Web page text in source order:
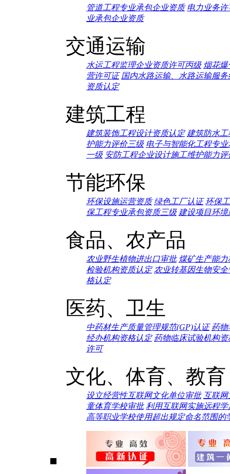
管道工程专业承包企业资质 电力业务许
业承包企业资质
交通运输
水运工程监理企业资质许可丙级 烟花
营许可证 国内水路运输、水路运输服
资质认定
建筑工程
建筑装饰工程设计资质认定 建筑防水
护能力评价三级 电子与智能化工程专
一级 安防工程企业设计施工维护能力评
节能环保
环保设施运营资质 绿色工厂认证 环保
保工程专业承包资质三级 建设项目环
食品、农产品
农业野生植物进出口审批 煤矿生产能力
检验机构资质认定 农业转基因生物安
格认定
医药、卫生
中药材生产质量管理规范(GP)认证 药物
经办机构资格认定 药物临床试验机构资
许可
文化、体育、教育
设立经营性互联网文化单位审批 互联
童体育学校审批 利用互联网实施远程
高等职业学校使用超出规定命名范围的